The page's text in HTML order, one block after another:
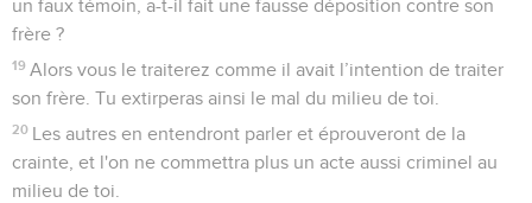
un faux témoin, a-t-il fait une fausse déposition contre son
frère ?
19 Alors vous le traiterez comme il avait l’intention de traiter
son frère. Tu extirperas ainsi le mal du milieu de toi.
20 Les autres en entendront parler et éprouveront de la
crainte, et l'on ne commettra plus un acte aussi criminel au
milieu de toi.